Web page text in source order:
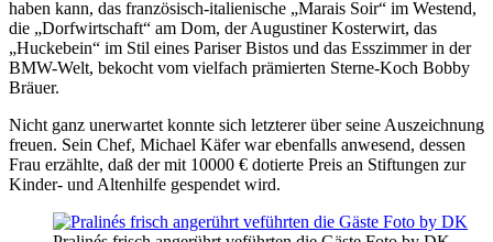
haben kann, das französisch-italienische „Marais Soir“ im Westend,
die „Dorfwirtschaft“ am Dom, der Augustiner Kosterwirt, das
„Huckebein“ im Stil eines Pariser Bistos und das Esszimmer in der
BMW-Welt, bekocht vom vielfach prämierten Sterne-Koch Bobby
Bräuer.
Nicht ganz unerwartet konnte sich letzterer über seine Auszeichnung
freuen. Sein Chef, Michael Käfer war ebenfalls anwesend, dessen
Frau erzählte, daß der mit 10000 € dotierte Preis an Stiftungen zur
Kinder- und Altenhilfe gespendet wird.